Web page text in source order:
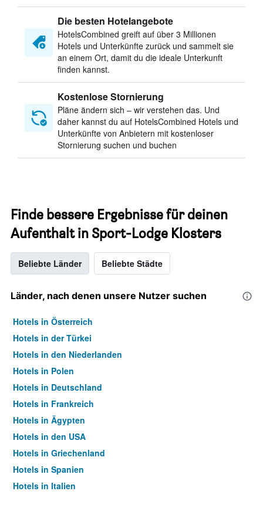
Die besten Hotelangebote
HotelsCombined greift auf über 3 Millionen
Hotels und Unterkünfte zurück und sammelt sie
an einem Ort, damit du die ideale Unterkunft
finden kannst.
Kostenlose Stornierung
Pläne ändern sich – wir verstehen das. Und
daher kannst du auf HotelsCombined Hotels und
Unterkünfte von Anbietern mit kostenloser
Stornierung suchen und buchen
Finde bessere Ergebnisse für deinen
Aufenthalt in Sport-Lodge Klosters
Beliebte Länder Beliebte Städte
Länder, nach denen unsere Nutzer suchen
Hotels in Österreich
Hotels in der Türkei
Hotels in den Niederlanden
Hotels in Polen
Hotels in Deutschland
Hotels in Frankreich
Hotels in Ägypten
Hotels in den USA
Hotels in Griechenland
Hotels in Spanien
Hotels in Italien